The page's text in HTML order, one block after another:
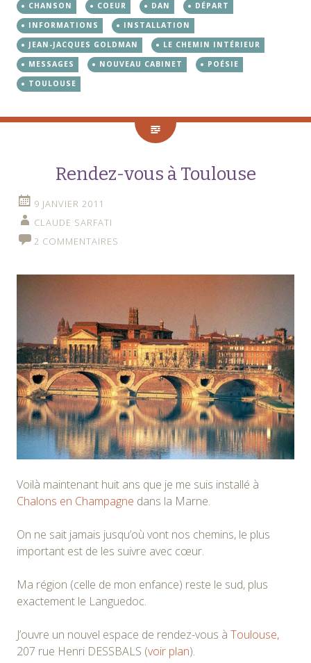
CHANSON
COEUR DAN
DÉPART
INFORMATIONS
INSTALLATION
JEAN-JACQUES GOLDMAN
LE CHEMIN INTÉRIEUR
MESSAGES
NOUVEAU CABINET
POÉSIE
TOULOUSE
Rendez-vous à Toulouse
9 JANVIER 2011
CLAUDE SARFATI
2 COMMENTAIRES
Voilà maintenant huit ans que je me suis installé à
Chalons en Champagne dans la Marne.
On ne sait jamais jusqu’où vont nos chemins, le plus
important est de les suivre avec cœur.
Ma région (celle de mon enfance) reste le sud, plus
exactement le Languedoc.
J’ouvre un nouvel espace de rendez-vous à Toulouse,
207 rue Henri DESSBALS (voir plan).